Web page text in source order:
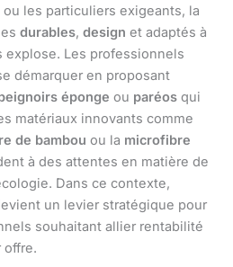
les particuliers exigeants, la
durables, design et adaptés à
Les professionnels
démarquer en proposant
éponge ou paréos qui
matériaux innovants comme
de bambou ou la microfibre
à des attentes en matière de
Dans ce contexte,
un levier stratégique pour
souhaitant allier rentabilité
offre.